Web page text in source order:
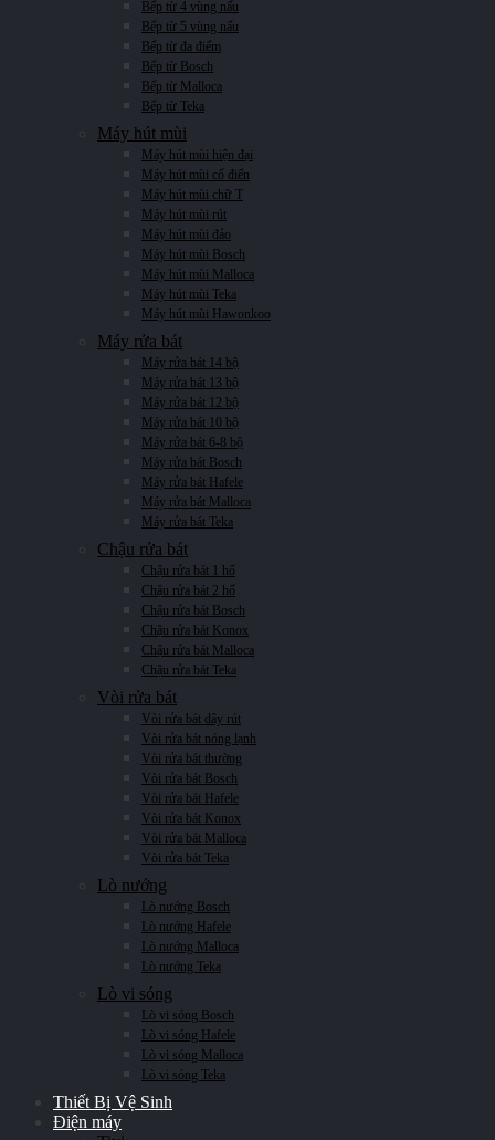
Bếp từ 4 vùng nấu
Bếp từ 5 vùng nấu
Bếp từ đa điểm
Bếp từ Bosch
Bếp từ Malloca
Bếp từ Teka
Máy hút mùi
Máy hút mùi hiện đại
Máy hút mùi cổ điển
Máy hút mùi chữ T
Máy hút mùi rút
Máy hút mùi đảo
Máy hút mùi Bosch
Máy hút mùi Malloca
Máy hút mùi Teka
Máy hút mùi Hawonkoo
Máy rửa bát
Máy rửa bát 14 bộ
Máy rửa bát 13 bộ
Máy rửa bát 12 bộ
Máy rửa bát 10 bộ
Máy rửa bát 6-8 bộ
Máy rửa bát Bosch
Máy rửa bát Hafele
Máy rửa bát Malloca
Máy rửa bát Teka
Chậu rửa bát
Chậu rửa bát 1 hố
Chậu rửa bát 2 hố
Chậu rửa bát Bosch
Chậu rửa bát Konox
Chậu rửa bát Malloca
Chậu rửa bát Teka
Vòi rửa bát
Vòi rửa bát dây rút
Vòi rửa bát nóng lạnh
Vòi rửa bát thường
Vòi rửa bát Bosch
Vòi rửa bát Hafele
Vòi rửa bát Konox
Vòi rửa bát Malloca
Vòi rửa bát Teka
Lò nướng
Lò nướng Bosch
Lò nướng Hafele
Lò nướng Malloca
Lò nướng Teka
Lò vi sóng
Lò vi sóng Bosch
Lò vi sóng Hafele
Lò vi sóng Malloca
Lò vi sóng Teka
Thiết Bị Vệ Sinh
Điện máy